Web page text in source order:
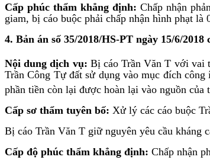
Cấp phúc thẩm khẳng định: Chấp nhận
giam, bị cáo buộc phải chấp nhận hình phạt là
4. Bản án số 35/2018/HS-PT ngày 15/6/2018
Nội dung dịch vụ: Bị cáo Trần Văn T với vai
Trần Công Tự đất sử dụng vào mục đích
phần tiền còn lại được hoàn lại vào nguồn
Cấp sơ thẩm tuyên bố: Xử lý các cáo buộc
Bị cáo Trần Văn T giữ nguyên yêu cầu kháng
Cấp độ phúc thẩm khẳng định: Chấp nhận